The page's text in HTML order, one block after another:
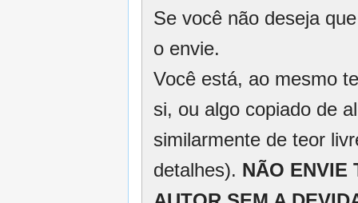
Se você não deseja
o envie.
Você está, ao mesmo
si, ou algo copiado de
similarmente de teor
detalhes). NÃO ENVIE